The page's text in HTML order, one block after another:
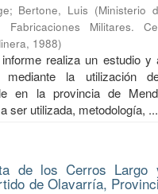
; Bertone, Luis (Ministerio
Fabricaciones Militares.
, 1988)
realiza un estudio y
mediante la utilización
en la provincia de
ser utilizada, metodología, ...
de los Cerros Largo
de Olavarría,